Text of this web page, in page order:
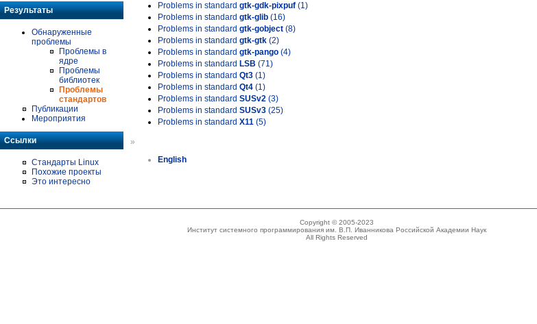
Результаты
Обнаруженные
проблемы
Проблемы в
ядре
Проблемы
библиотек
Проблемы
стандартов
Публикации
Мероприятия
Ссылки
Стандарты Linux
Похожие проекты
Это интересно
Problems in standard gtk-gdk-pixpuf (1)
Problems in standard gtk-glib (16)
Problems in standard gtk-gobject (8)
Problems in standard gtk-gtk (2)
Problems in standard gtk-pango (4)
Problems in standard LSB (71)
Problems in standard Qt3 (1)
Problems in standard Qt4 (1)
Problems in standard SUSv2 (3)
Problems in standard SUSv3 (25)
Problems in standard X11 (5)
»
English
Copyright © 2005-2023
Институт системного программирования им. В.П. Иванникова Российской Академии Наук
All Rights Reserved